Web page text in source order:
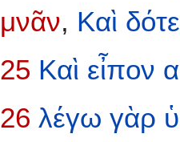
μνᾶν, Καὶ δότε
25 Καὶ εἶπον
26 λέγω γὰρ